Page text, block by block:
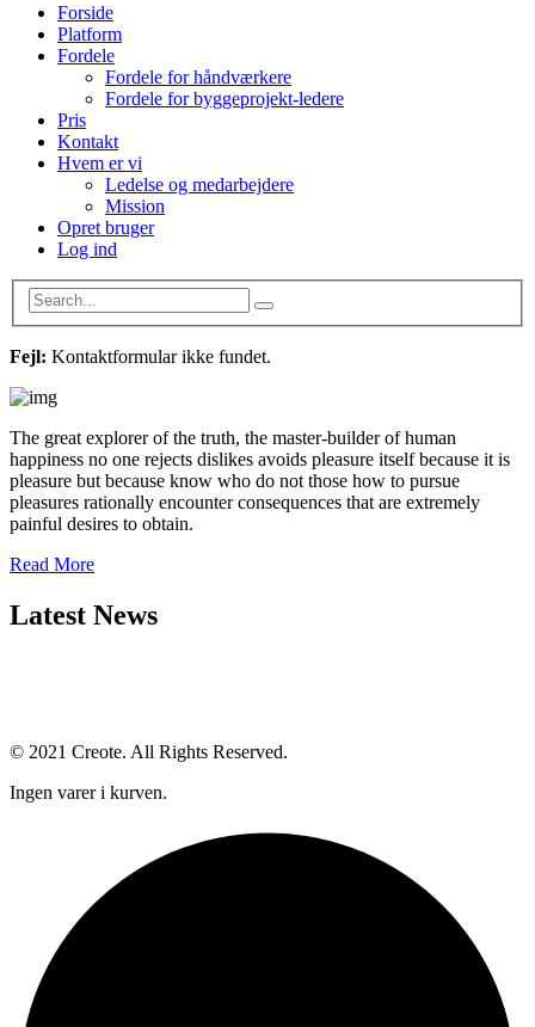
Forside
Platform
Fordele
Fordele for håndværkere
Fordele for byggeprojekt-ledere
Pris
Kontakt
Hvem er vi
Ledelse og medarbejdere
Mission
Opret bruger
Log ind
Fejl: Kontaktformular ikke fundet.
The great explorer of the truth, the master-builder of human
happiness no one rejects dislikes avoids pleasure itself because it is
pleasure but because know who do not those how to pursue
pleasures rationally encounter consequences that are extremely
painful desires to obtain.
Read More
Latest News
© 2021 Creote. All Rights Reserved.
Ingen varer i kurven.